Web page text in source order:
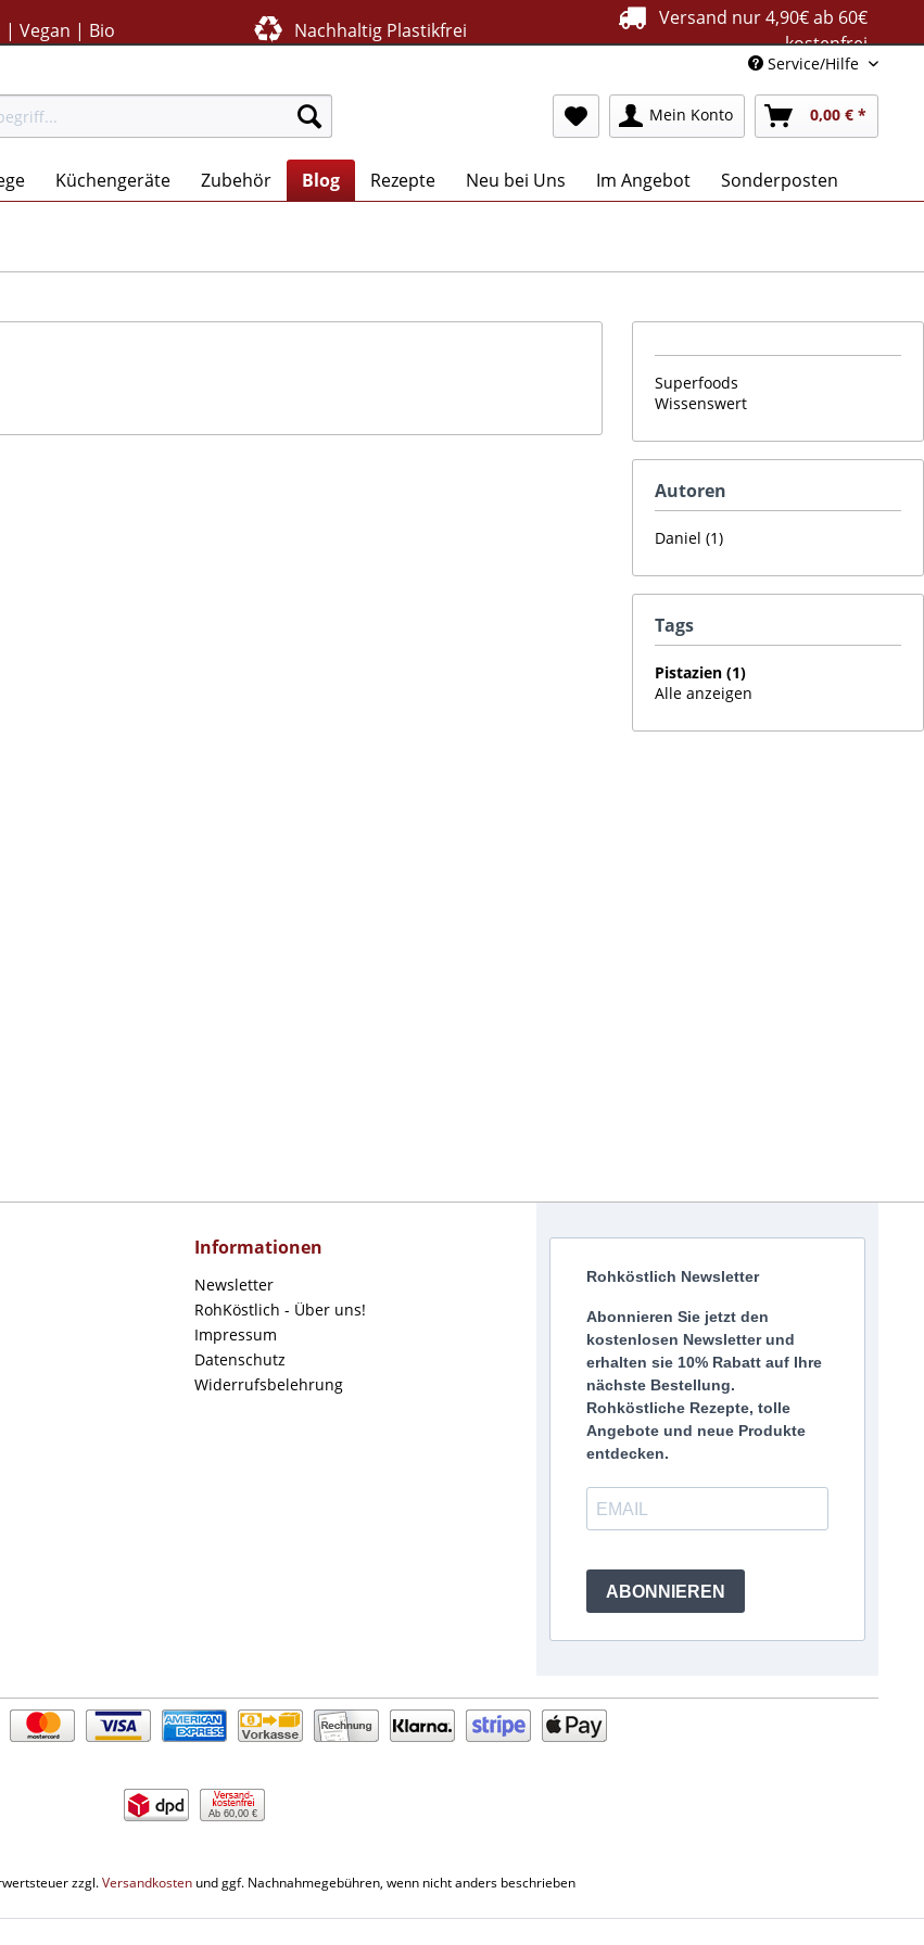
| Vegan | Bio Nachhaltig Plastikfrei
Versand nur 4,90€ ab 60€
kostenfrei
Service/Hilfe
Mein Konto 0,00 € *
Küchengeräte Zubehör Blog Rezepte Neu bei Uns Im Angebot Sonderposten
Superfoods
Wissenswert
Autoren
Daniel (1)
Tags
Pistazien (1)
Alle anzeigen
Informationen
Newsletter
RohKöstlich - Über uns!
Impressum
Datenschutz
Widerrufsbelehrung
Rohköstlich Newsletter
Abonnieren Sie jetzt den
kostenlosen Newsletter und
erhalten sie 10% Rabatt auf Ihre
nächste Bestellung.
Rohköstliche Rezepte, tolle
Angebote und neue Produkte
entdecken.
ABONNIEREN
Ab 60,00 €
zzgl.Versandkostenund ggf. Nachnahmegebühren, wenn nicht anders beschrieben